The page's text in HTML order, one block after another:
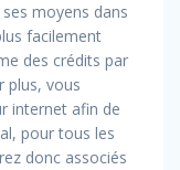
moyens dans
facilement
des crédits par
plus, vous
internet afin de
pour tous les
donc associés